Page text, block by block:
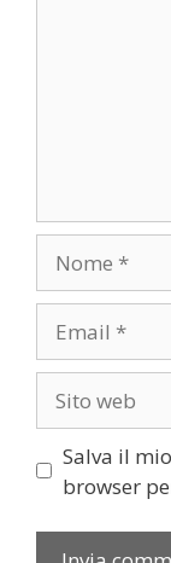
web
Salva il
browser